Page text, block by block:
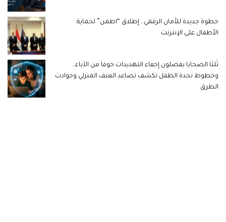
خطوة جديدة للأمان الرقمي.. إطلاق “اطمن” لحماية
الأطفال على الإنترنت
ثُلثا الضحايا يفضلون إخفاء التهديدات خوفا من الآباء..
وخطوط نجدة الطفل تكشف تصاعد العنف المنزلي وحوادث
الطرق